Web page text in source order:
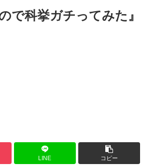
で科挙ガチってみた』
LINE コピー